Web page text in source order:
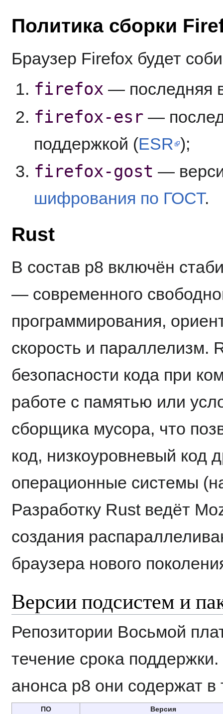
Политика сборки
Браузер Firefox будет
firefox — последняя
firefox-esr—
поддержкой (ESR );
firefox-gost —
шифрования по ГОСТ.
Rust
В состав p8 включён
— современного
программирования,
скорость и параллелизм.
безопасности кода при
работе с памятью или
сборщика мусора, что
код, низкоуровневый код
операционные системы
Разработку Rust ведёт
создания
браузера нового
Версии подсистем и
Репозитории Восьмой
течение срока
анонса p8 они содержат в
ПО Версия